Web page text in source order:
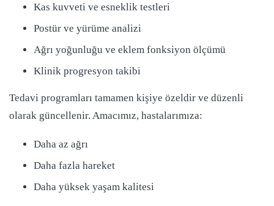
Kas kuvveti ve esneklik testleri
Postür ve yürüme analizi
Ağrı yoğunluğu ve eklem fonksiyon ölçümü
Klinik progresyon takibi
Tedavi programları tamamen kişiye özeldir ve düzenli
olarak güncellenir. Amacımız, hastalarımıza:
Daha az ağrı
Daha fazla hareket
Daha yüksek yaşam kalitesi